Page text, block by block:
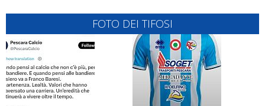
FOTO DEI TIFOSI